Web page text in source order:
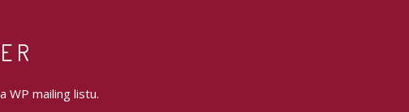
WP mailing listu.